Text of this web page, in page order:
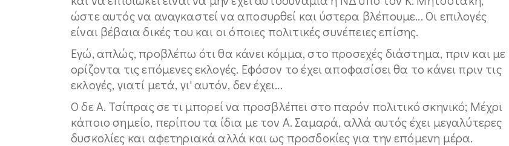
ώστε αυτός να αναγκαστεί να αποσυρθεί και ύστερα βλέπουμε... Οι επιλογές
είναι βέβαια δικές του και οι όποιες πολιτικές συνέπειες επίσης.
Εγώ, απλώς, προβλέπω ότι θα κάνει κόμμα, στο προσεχές διάστημα, πριν και με
ορίζοντα τις επόμενες εκλογές. Εφόσον το έχει αποφασίσει θα το κάνει πριν τις
εκλογές, γιατί μετά, γι' αυτόν, δεν έχει...
Ο δε Α. Τσίπρας σε τι μπορεί να προσβλέπει στο παρόν πολιτικό σκηνικό; Μέχρι
κάποιο σημείο, περίπου τα ίδια με τον Α. Σαμαρά, αλλά αυτός έχει μεγαλύτερες
δυσκολίες και αφετηριακά αλλά και ως προσδοκίες για την επόμενη μέρα.